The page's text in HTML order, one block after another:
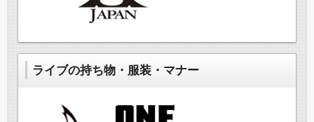
ライブの持ち物・服装・マナー